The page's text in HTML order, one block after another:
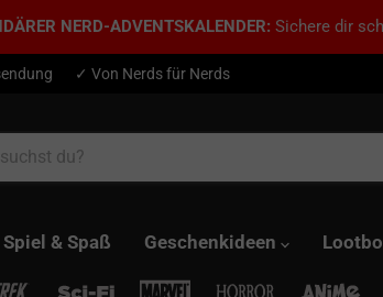
NERD-ADVENTSKALENDER: Sichere dir
✓ Von Nerds für Nerds
Spiel & Spaß Geschenkideen